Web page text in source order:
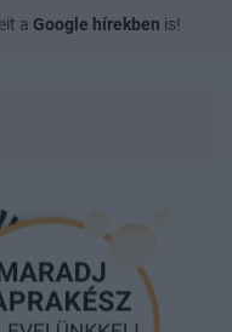
a Google hírekben is!